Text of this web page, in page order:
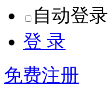
自动登录
登 录
免费注册